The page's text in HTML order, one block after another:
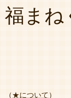
福まね
（★について ）